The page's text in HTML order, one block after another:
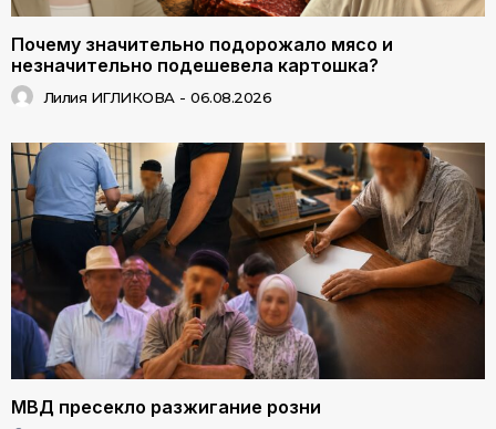
Почему значительно подорожало мясо и
незначительно подешевела картошка?
Лилия ИГЛИКОВА - 06.08.2026
МВД пресекло разжигание розни